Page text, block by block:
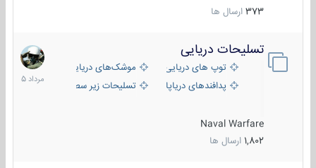
373 ارسال ها
تسلیحات دریایی
توپ های دریایی
موشک‌های دریایی
پدافندهای دریاپایه
تسلیحات زیر سطحی
Naval Warfare
1,802 ارسال ها
2
مرداد
1405